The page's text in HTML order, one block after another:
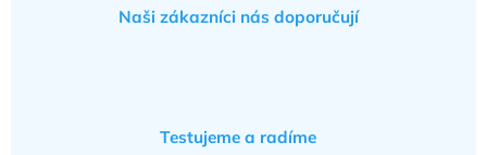
Naši zákazníci nás doporučují
Testujeme a radíme